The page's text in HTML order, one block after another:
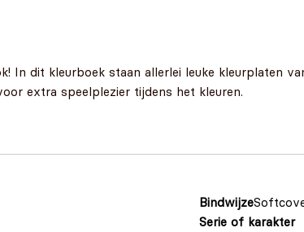
In dit kleurboek staan allerlei leuke kleurplaten
extra speelplezier tijdens het kleuren.
Bindwijze
Serie of karakter